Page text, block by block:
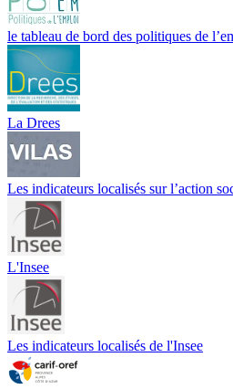
le tableau de bord des politiques de
La Drees
Les indicateurs localisés sur l’action
L'Insee
Les indicateurs localisés de l'Insee